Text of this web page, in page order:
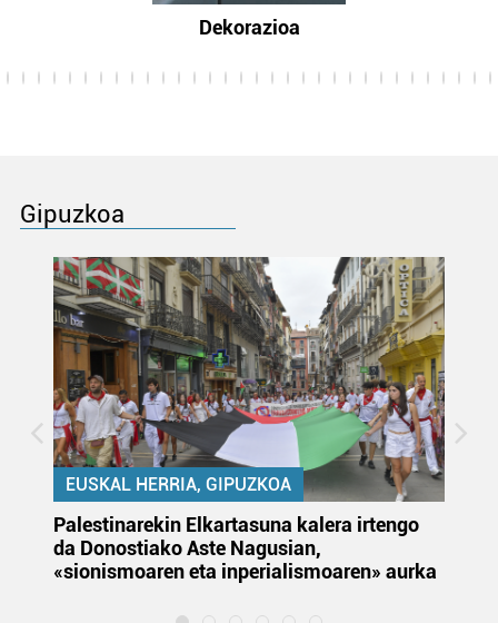
Dekorazioa
Gipuzkoa
EUSKAL HERRIA, GIPUZKOA
Palestinarekin Elkartasuna kalera irtengo
da Donostiako Aste Nagusian,
«sionismoaren eta inperialismoaren» aurka